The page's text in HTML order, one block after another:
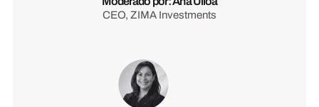
CEO, ZIMA Investments